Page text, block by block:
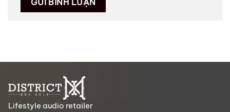
Lifestyle audio retailer